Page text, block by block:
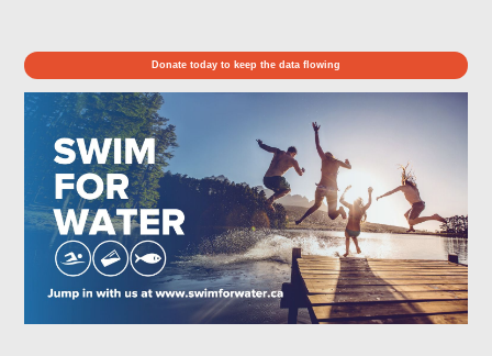
Donate today to keep the data flowing